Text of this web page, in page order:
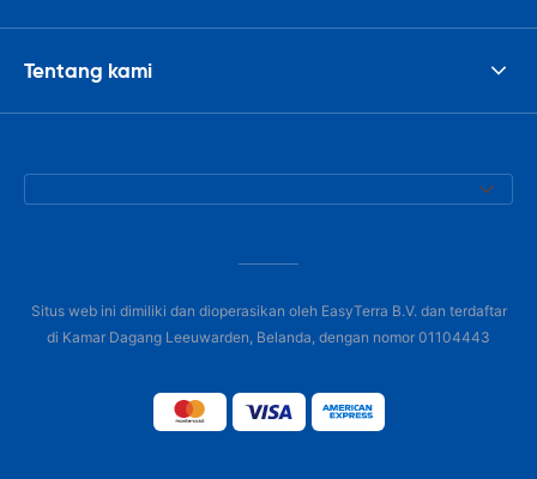
Tentang kami
Situs web ini dimiliki dan dioperasikan oleh EasyTerra B.V. dan terdaftar
di Kamar Dagang Leeuwarden, Belanda, dengan nomor 01104443